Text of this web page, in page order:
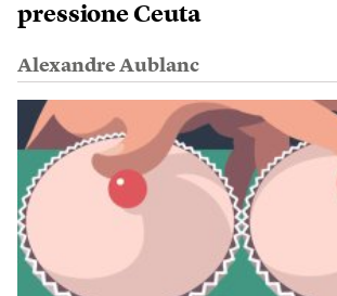
pressione Ceuta
Alexandre Aublanc